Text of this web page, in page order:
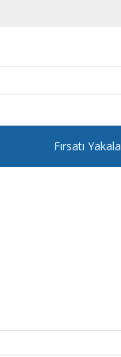
Fırsatı Yakala